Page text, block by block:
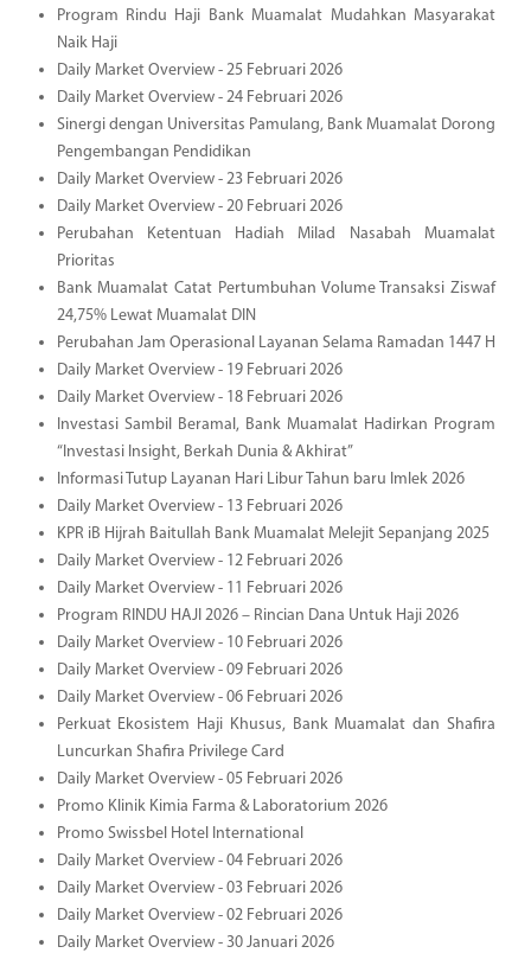
Program Rindu Haji Bank Muamalat Mudahkan Masyarakat
Naik Haji
Daily Market Overview - 25 Februari 2026
Daily Market Overview - 24 Februari 2026
Sinergi dengan Universitas Pamulang, Bank Muamalat Dorong
Pengembangan Pendidikan
Daily Market Overview - 23 Februari 2026
Daily Market Overview - 20 Februari 2026
Perubahan Ketentuan Hadiah Milad Nasabah Muamalat
Prioritas
Bank Muamalat Catat Pertumbuhan Volume Transaksi Ziswaf
24,75% Lewat Muamalat DIN
Perubahan Jam Operasional Layanan Selama Ramadan 1447 H
Daily Market Overview - 19 Februari 2026
Daily Market Overview - 18 Februari 2026
Investasi Sambil Beramal, Bank Muamalat Hadirkan Program
“Investasi Insight, Berkah Dunia & Akhirat”
Informasi Tutup Layanan Hari Libur Tahun baru Imlek 2026
Daily Market Overview - 13 Februari 2026
KPR iB Hijrah Baitullah Bank Muamalat Melejit Sepanjang 2025
Daily Market Overview - 12 Februari 2026
Daily Market Overview - 11 Februari 2026
Program RINDU HAJI 2026 – Rincian Dana Untuk Haji 2026
Daily Market Overview - 10 Februari 2026
Daily Market Overview - 09 Februari 2026
Daily Market Overview - 06 Februari 2026
Perkuat Ekosistem Haji Khusus, Bank Muamalat dan Shafira
Luncurkan Shafira Privilege Card
Daily Market Overview - 05 Februari 2026
Promo Klinik Kimia Farma & Laboratorium 2026
Promo Swissbel Hotel International
Daily Market Overview - 04 Februari 2026
Daily Market Overview - 03 Februari 2026
Daily Market Overview - 02 Februari 2026
Daily Market Overview - 30 Januari 2026